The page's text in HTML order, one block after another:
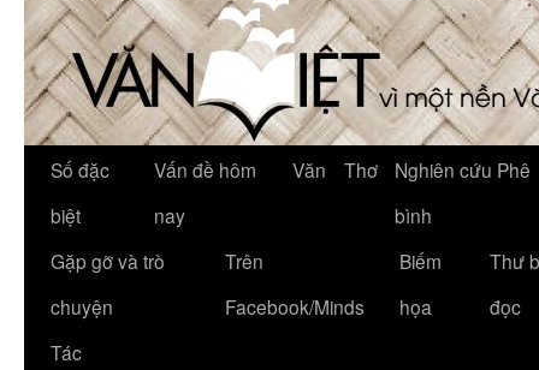
Số đặc
biệt
Vấn đề hôm
nay
Văn Thơ
Nghiên cứu Phê
bình
Gặp gỡ và trò
chuyện
Trên
Facebook/Minds
Biếm
họa
Thư
đọc
Tác